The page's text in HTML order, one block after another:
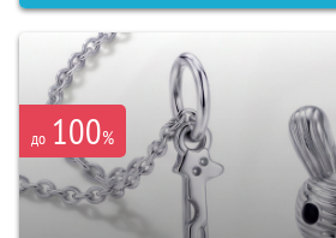
до 100%